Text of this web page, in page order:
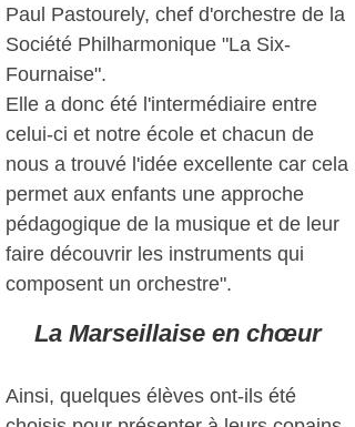
Paul Pastourely, chef d'orchestre de la
Société Philharmonique "La Six-
Fournaise".
Elle a donc été l'intermédiaire entre
celui-ci et notre école et chacun de
nous a trouvé l'idée excellente car cela
permet aux enfants une approche
pédagogique de la musique et de leur
faire découvrir les instruments qui
composent un orchestre".
La Marseillaise en chœur
Ainsi, quelques élèves ont-ils été